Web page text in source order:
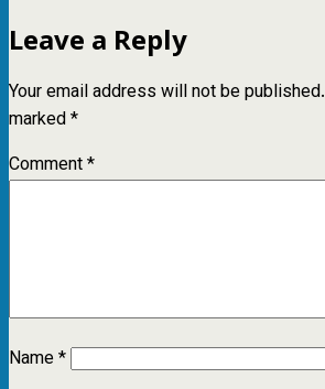
Leave a Reply
Your email address will not be published.
marked*
Comment*
Name*